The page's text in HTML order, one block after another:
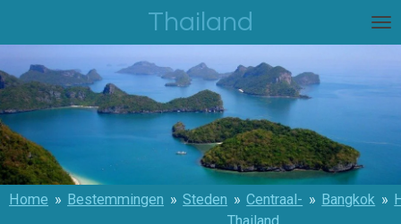
naar
de
hoofdinhoud
Thailand
Home » Bestemmingen » Steden » Centraal- » Bangkok »